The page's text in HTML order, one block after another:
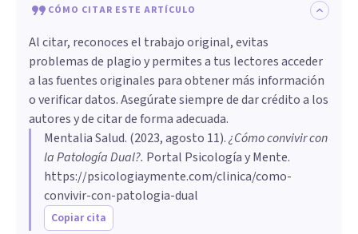
CÓMO CITAR ESTE ARTÍCULO
Al citar, reconoces el trabajo original, evitas
problemas de plagio y permites a tus lectores acceder
a las fuentes originales para obtener más información
o verificar datos. Asegúrate siempre de dar crédito a los
autores y de citar de forma adecuada.
Mentalia Salud. (2023, agosto 11).¿Cómo convivir con
la Patología Dual?. Portal Psicología y Mente.
https://psicologiaymente.com/clinica/como-
convivir-con-patologia-dual
Copiar cita